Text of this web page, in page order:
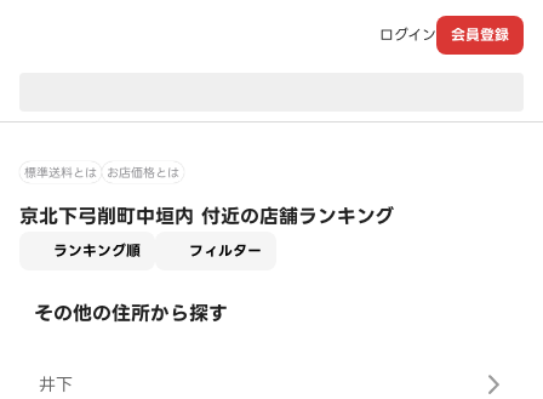
ログイン 会員登録
標準送料とは お店価格とは
京北下弓削町中垣内 付近の店舗ランキング
ランキング順 フィルター
その他の住所から探す
井下